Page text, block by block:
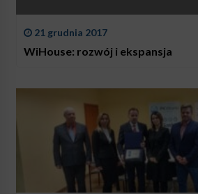
21 grudnia 2017
WiHouse: rozwój i ekspansja